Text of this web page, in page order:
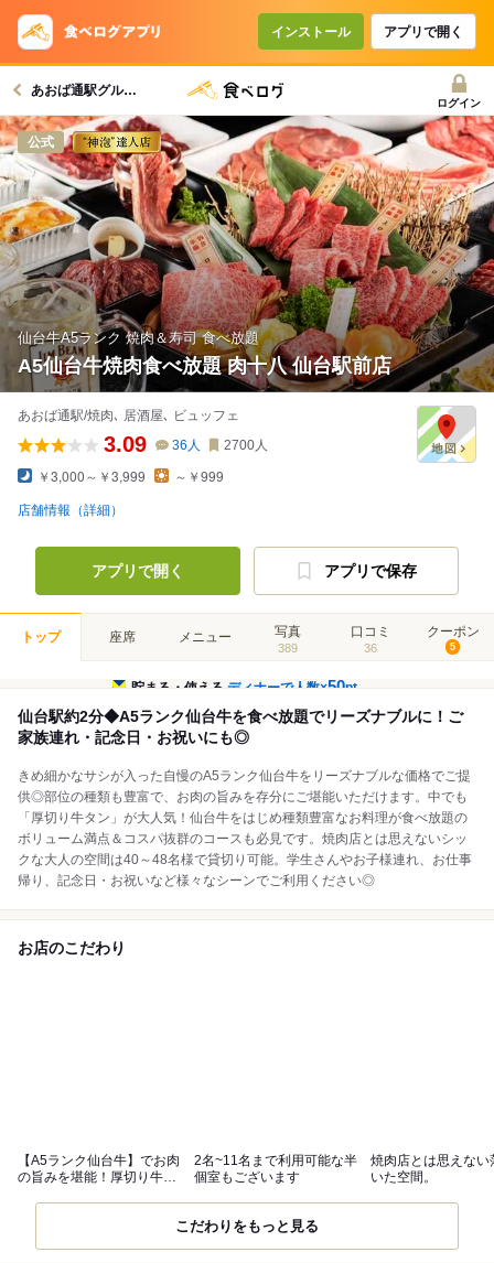
インストール アプリで開く
あおば通駅グルメへ
ログイン
公式
仙台牛A5ランク 焼肉＆寿司 食べ放題
A5仙台牛焼肉食べ放題 肉十八 仙台駅前店
あおば通駅/焼肉､ 居酒屋､ ビュッフェ
3.09 36 人 2700人
￥3,000～￥3,999 ～￥999
店舗情報（詳細）
アプリで開く アプリで保存
トップ 座席 メニュー 写真
389
口コミ
36
クーポン
5
貯まる・使えるディナーで人数×50pt
仙台駅約2分◆A5ランク仙台牛を食べ放題でリーズナブルに！ご
家族連れ・記念日・お祝いにも◎
きめ細かなサシが入った自慢のA5ランク仙台牛をリーズナブルな価格でご提
供◎部位の種類も豊富で、お肉の旨みを存分にご堪能いただけます。中でも
「厚切り牛タン」が大人気！仙台牛をはじめ種類豊富なお料理が食べ放題の
ボリューム満点＆コスパ抜群のコースも必見です。焼肉店とは思えないシッ
クな大人の空間は40～48名様で貸切り可能。学生さんやお子様連れ、お仕事
帰り、記念日・お祝いなど様々なシーンでご利用ください◎
お店のこだわり
【A5ランク仙台牛】でお肉
の旨みを堪能！厚切り牛タ
2名~11名まで利用可能な半
個室もございます
焼肉店とは思えない
いた空間。
こだわりをもっと見る
コースで使えるクーポン
戻る
クーポンを利用せず予約する